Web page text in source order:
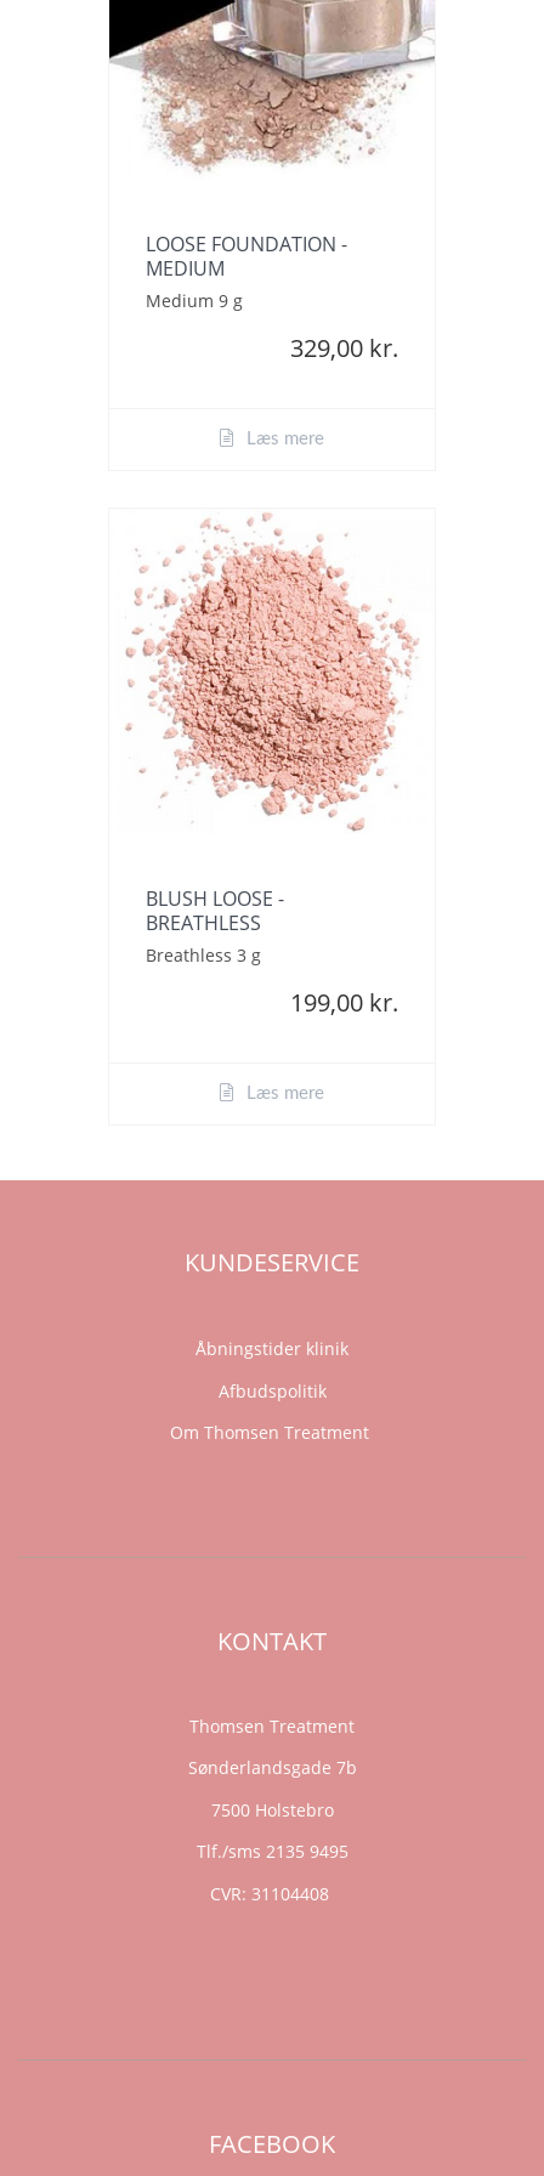
LOOSE FOUNDATION -
MEDIUM
Medium 9 g
329,00 kr.
Læs mere
BLUSH LOOSE -
BREATHLESS
Breathless 3 g
199,00 kr.
Læs mere
KUNDESERVICE
Åbningstider klinik
Afbudspolitik
Om Thomsen Treatment
KONTAKT
Thomsen Treatment
Sønderlandsgade 7b
7500 Holstebro
Tlf./sms 2135 9495
CVR: 31104408
FACEBOOK